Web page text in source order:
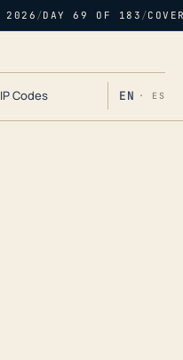
2026 /DAY 69 OF 183 /
Codes EN · ES